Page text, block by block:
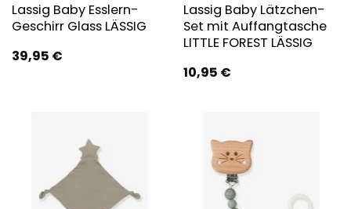
Lassig Baby Esslern-
Geschirr Glass LÄSSIG
39,95 €
Lassig Baby Lätzchen-
Set mit Auffangtasche
LITTLE FOREST LÄSSIG
10,95 €